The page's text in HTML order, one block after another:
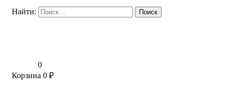
Найти:
0
Корзина 0 ₽